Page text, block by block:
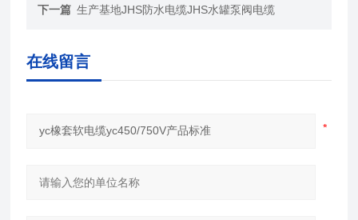
下一篇 生产基地JHS防水电缆JHS水罐泵阀电缆
在线留言